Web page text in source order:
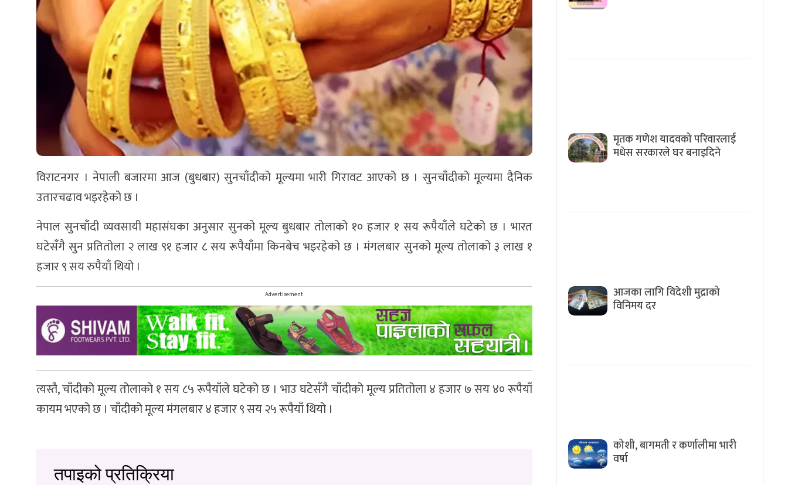
विराटनगर । नेपाली बजारमा आज (बुधबार) सुनचाँदीको मूल्यमा भारी गिरावट आएको छ । सुनचाँदीको मूल्यमा दैनिक
उतारचढाव भइरहेको छ ।
नेपाल सुनचाँदी व्यवसायी महासंघका अनुसार सुनको मूल्य बुधबार तोलाको १० हजार १ सय रूपैयाँले घटेको छ । भारत
घटेसँगै सुन प्रतितोला २ लाख ९१ हजार ८ सय रूपैयाँमा किनबेच भइरहेको छ । मंगलबार सुनको मूल्य तोलाको ३ लाख १
हजार ९ सय रुपैयाँ थियो ।
Advertisement
त्यस्तै, चाँदीको मूल्य तोलाको १ सय ८५ रूपैयाँले घटेको छ । भाउ घटेसँगै चाँदीको मूल्य प्रतितोला ४ हजार ७ सय ४० रूपैयाँ
कायम भएको छ । चाँदीको मूल्य मंगलबार ४ हजार ९ सय २५ रूपैयाँ थियो ।
तपाइको प्रतिक्रिया
मृतक गणेश यादवको परिवारलाई
मधेस सरकारले घर बनाइदिने
आजका लागि विदेशी मुद्राको
विनिमय दर
कोशी, बागमती र कर्णालीमा भारी
वर्षा